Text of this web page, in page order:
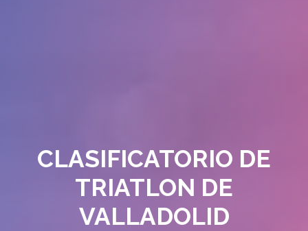
CLASIFICATORIO DE
TRIATLON DE
VALLADOLID